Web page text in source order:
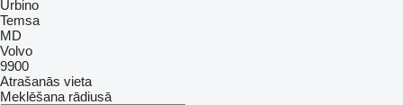
Urbino
Temsa
MD
Volvo
9900
Atrašanās vieta
Meklēšana rādiusā